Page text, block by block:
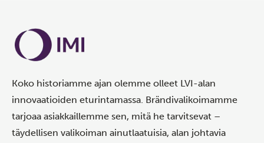
Koko historiamme ajan olemme olleet LVI-alan
innovaatioiden eturintamassa. Brändivalikoimamme
tarjoaa asiakkaillemme sen, mitä he tarvitsevat –
täydellisen valikoiman ainutlaatuisia, alan johtavia